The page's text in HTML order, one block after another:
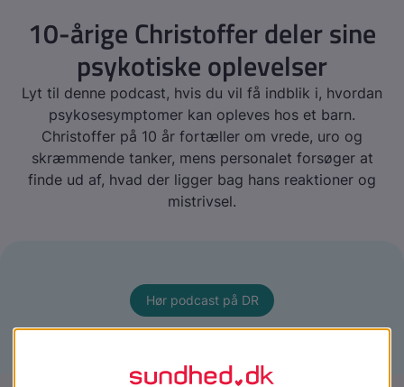
10-årige Christoffer deler sine
psykotiske oplevelser
Lyt til denne podcast, hvis du vil få indblik i, hvordan
psykosesymptomer kan opleves hos et barn.
Christoffer på 10 år fortæller om vrede, uro og
skræmmende tanker, mens personalet forsøger at
finde ud af, hvad der ligger bag hans reaktioner og
mistrivsel.
Hør podcast på DR